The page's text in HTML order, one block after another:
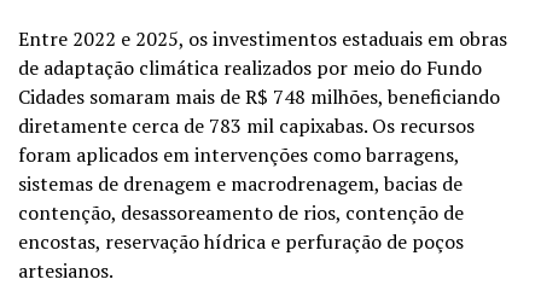
Entre 2022 e 2025, os investimentos estaduais em obras
de adaptação climática realizados por meio do Fundo
Cidades somaram mais de R$ 748 milhões, beneficiando
diretamente cerca de 783 mil capixabas. Os recursos
foram aplicados em intervenções como barragens,
sistemas de drenagem e macrodrenagem, bacias de
contenção, desassoreamento de rios, contenção de
encostas, reservação hídrica e perfuração de poços
artesianos.